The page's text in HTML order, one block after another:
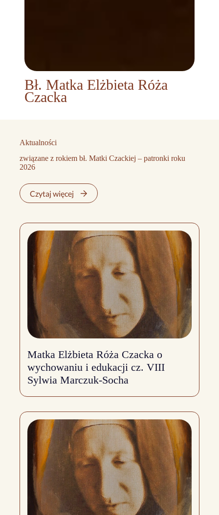
Bł. Matka Elżbieta Róża
Czacka
Aktualności
związane z rokiem bł. Matki Czackiej – patronki roku
2026
Czytaj więcej
Matka Elżbieta Róża Czacka o
wychowaniu i edukacji cz. VIII
Sylwia Marczuk-Socha